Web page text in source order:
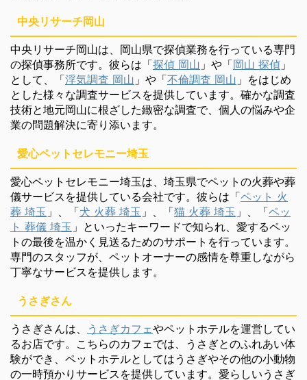
中央リサーチ岡山
中央リサーチ岡山は、岡山県で探偵業務を行っている専門
の探偵事務所です。彼らは「探偵 岡山 」や「岡山 探偵 」
として、「浮気調査 岡山 」や「不倫調査 岡山 」をはじめ
とした様々な調査サービスを提供しています。確かな調査
技術と地元岡山に根ざした緻密な調査で、個人の悩みや企
業の問題解決に寄り添います。
愛心ペットセレモニー埼玉
愛心ペットセレモニー埼玉は、埼玉県でペットの火葬や葬
儀サービスを提供している会社です。彼らは「ペット 火
葬 埼玉 」、「犬 火葬 埼玉 」、「猫 火葬 埼玉 」、「ペッ
ト 葬儀 埼玉 」といったキーワードで知られ、愛するペッ
トの最後を温かく見送るためのサポートを行っています。
専門のスタッフが、ペットオーナーの感情を尊重しながら
丁寧なサービスを提供します。
うさぎさん
うさぎさんは、 うさぎカフェやペットホテルを運営してい
るお店です。こちらのカフェでは、うさぎとのふれあい体
験ができ、ペットホテルとしてはうさぎやその他の小動物
の一時預かりサービスを提供しています。愛らしいうさぎ